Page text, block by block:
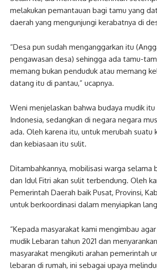
melakukan pemantauan bagi tamu yang
daerah yang mengunjungi kerabatnya di
“Desa pun sudah menganggarkan itu
pengawasan desa) sehingga ada tamu-
memang bukan penduduk atau memang
datang itu di pantau,” ucapnya.
Weni menjelaskan bahwa budaya mudik itu
Indonesia, sedangkan di negara negara
ada. Oleh karena itu, untuk merubah suatu
dan kebiasaan itu sulit.
Ditambahkannya, mobilisasi warga selama
dan Idul Fitri akan sulit terbendung. Oleh
Pemerintah Daerah baik Pusat, Provinsi,
untuk berkoordinasi dalam menyiapkan
“Kepada masyarakat kami mengimbau
mudik Lebaran tahun 2021 dan
masyarakat mengikuti arahan pemerintah
lebaran di rumah, ini sebagai upaya